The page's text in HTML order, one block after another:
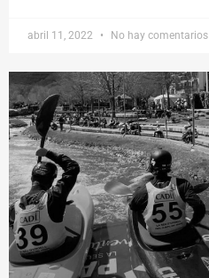
abril 11, 2022 No hay comentarios